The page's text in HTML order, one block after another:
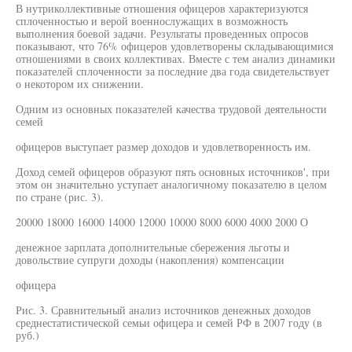
В нутриколлективные отношения офицеров характеризуются
сплоченностью и верой военнослужащих в возможность
выполнения боевой задачи. Результаты проведенных опросов
показывают, что 76% офицеров удовлетворены складывающимися
отношениями в своих коллективах. Вместе с тем анализ динамики
показателей сплоченности за последние два года свидетельствует
о некотором их снижении.
Одним из основных показателей качества трудовой деятельности
семей
офицеров выступает размер доходов и удовлетворенность им.
Доход семей офицеров образуют пять основных источников', при
этом он значительно уступает аналогичному показателю в целом
по стране (рис. 3).
20000 18000 16000 14000 12000 10000 8000 6000 4000 2000 О
денежное зарплата дополнительные сбережения льготы и
довольствие супруги доходы (накопления) компенсации
офицера
Рис. 3. Сравнительный анализ источников денежных доходов
среднестатистической семьи офицера и семей РФ в 2007 году (в
руб.)